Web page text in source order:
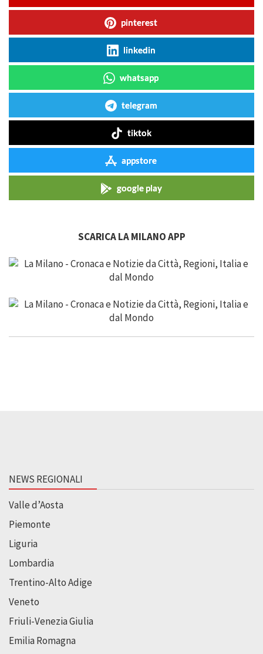
pinterest
linkedin
whatsapp
telegram
tiktok
appstore
google play
SCARICA LA MILANO APP
NEWS REGIONALI
Valle d’Aosta
Piemonte
Liguria
Lombardia
Trentino-Alto Adige
Veneto
Friuli-Venezia Giulia
Emilia Romagna